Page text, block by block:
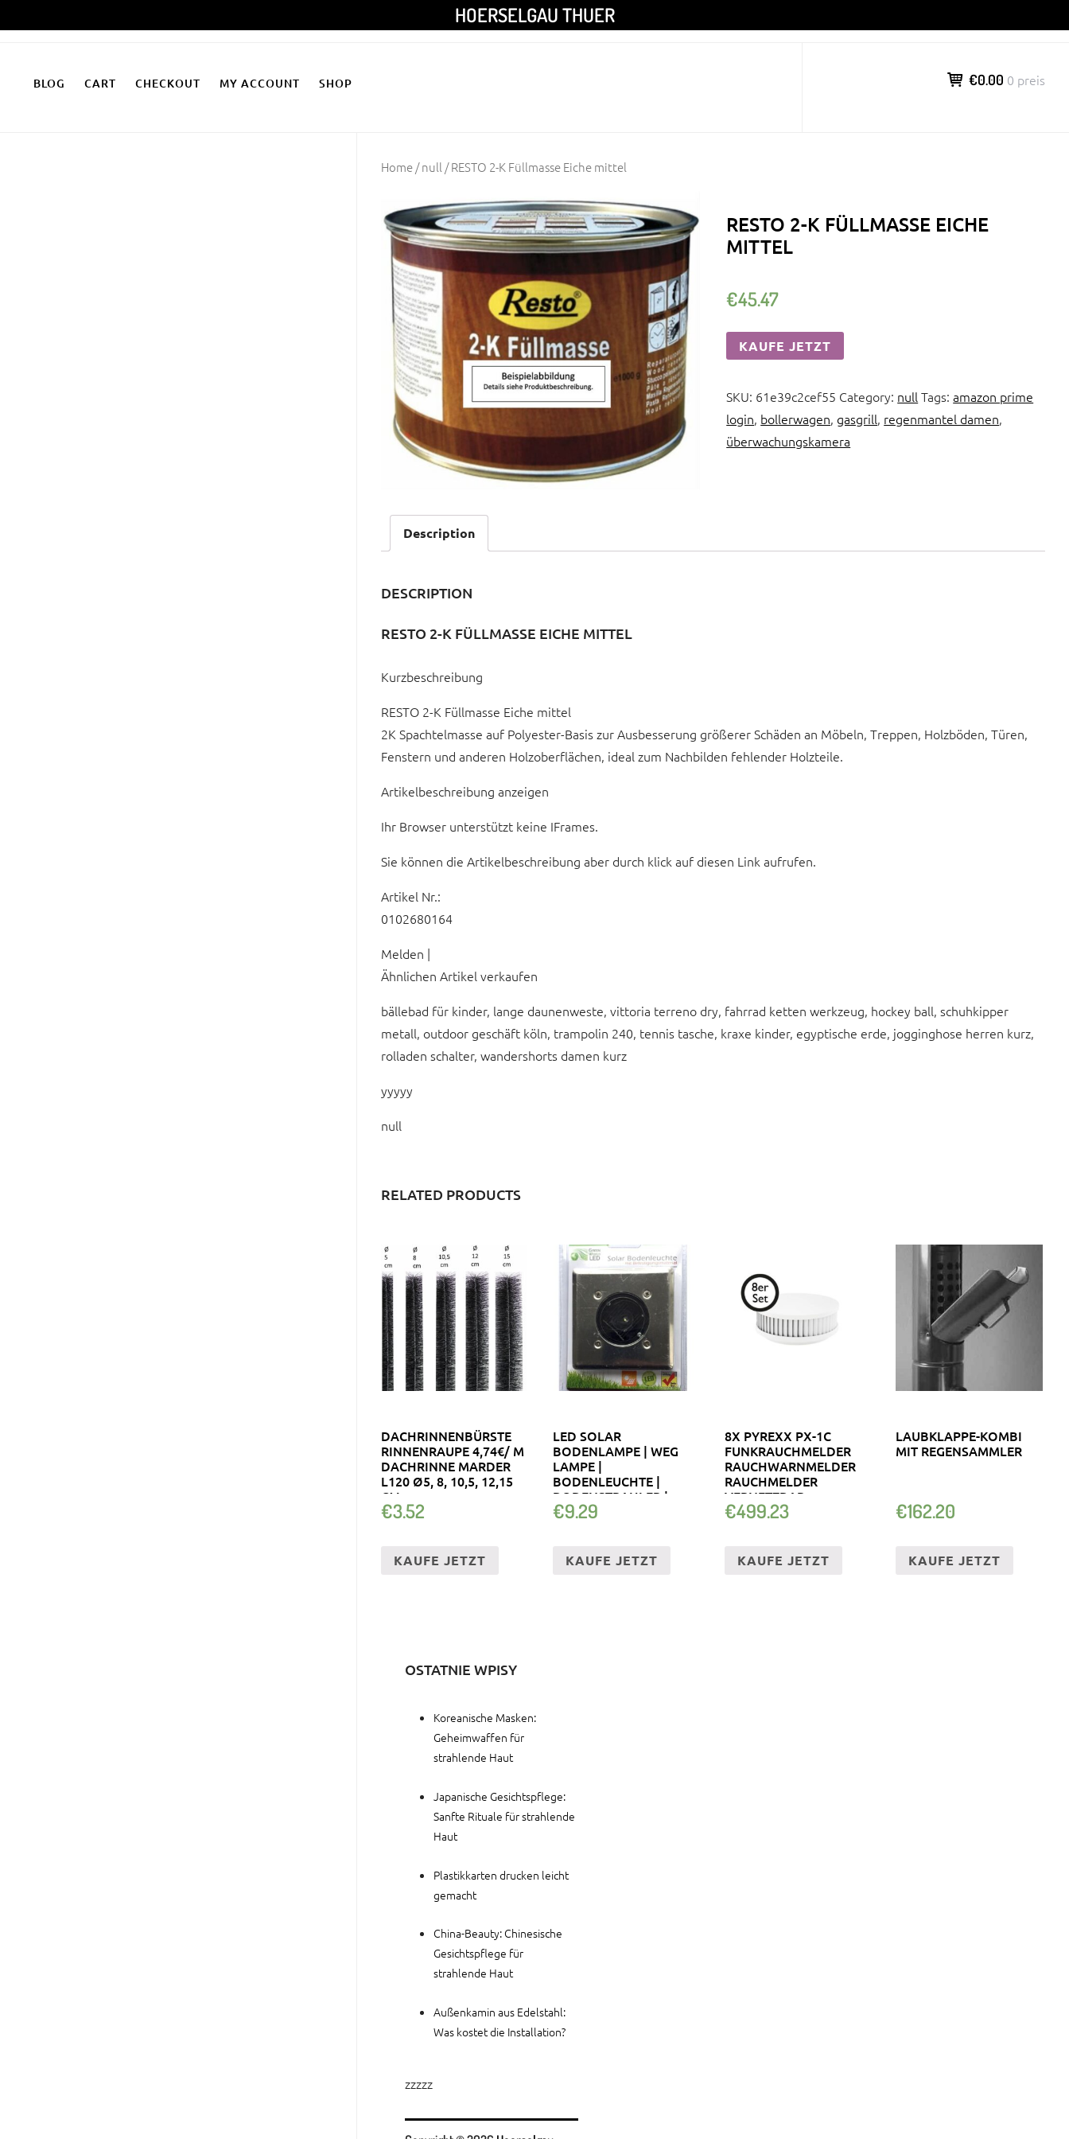
Inhalt
HOERSELGAU THUER
BLOG CART CHECKOUT MY ACCOUNT SHOP €0.00 0 preis
Home/null / RESTO 2-K Füllmasse Eiche mittel
RESTO 2-K FÜLLMASSE EICHE
MITTEL
€45.47
KAUFE JETZT
SKU: 61e39c2cef55 Category: nullTags:amazon prime
login, bollerwagen, gasgrill, regenmantel damen,
überwachungskamera
Description
DESCRIPTION
RESTO 2-K FÜLLMASSE EICHE MITTEL
Kurzbeschreibung
RESTO 2-K Füllmasse Eiche mittel
2K Spachtelmasse auf Polyester-Basis zur Ausbesserung größerer Schäden an Möbeln, Treppen, Holzböden, Türen,
Fenstern und anderen Holzoberflächen, ideal zum Nachbilden fehlender Holzteile.
Artikelbeschreibung anzeigen
Ihr Browser unterstützt keine IFrames.
Sie können die Artikelbeschreibung aber durch klick auf diesen Link aufrufen.
Artikel Nr.:
0102680164
Melden |
Ähnlichen Artikel verkaufen
bällebad für kinder, lange daunenweste, vittoria terreno dry, fahrrad ketten werkzeug, hockey ball, schuhkipper
metall, outdoor geschäft köln, trampolin 240, tennis tasche, kraxe kinder, egyptische erde, jogginghose herren kurz,
rolladen schalter, wandershorts damen kurz
yyyyy
null
RELATED PRODUCTS
DACHRINNENBÜRSTE
RINNENRAUPE 4,74€/ M
DACHRINNE MARDER
L120 Ø5, 8, 10,5, 12,15
CM
€3.52
KAUFE JETZT
LED SOLAR
BODENLAMPE | WEG
LAMPE |
BODENLEUCHTE |
BODENSTRAHLER |
SOLARLAMPE
€9.29
KAUFE JETZT
8X PYREXX PX-1C
FUNKRAUCHMELDER
RAUCHWARNMELDER
RAUCHMELDER
VERNETZBAR
€499.23
KAUFE JETZT
LAUBKLAPPE-KOMBI
MIT REGENSAMMLER
€162.20
KAUFE JETZT
OSTATNIE WPISY
Koreanische Masken:
Geheimwaffen für
strahlende Haut
Japanische Gesichtspflege:
Sanfte Rituale für strahlende
Haut
Plastikkarten drucken leicht
gemacht
China-Beauty: Chinesische
Gesichtspflege für
strahlende Haut
Außenkamin aus Edelstahl:
Was kostet die Installation?
zzzzz